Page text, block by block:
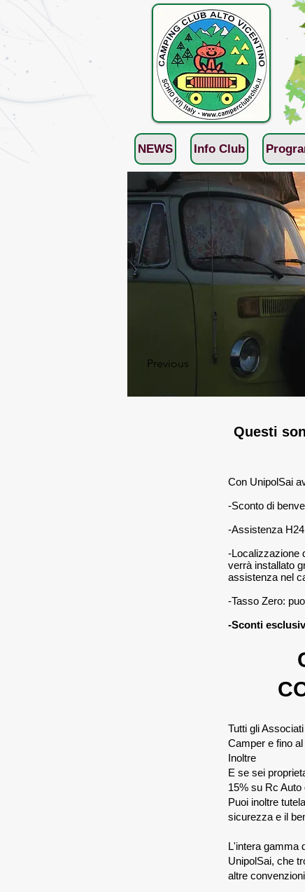
NEWS Info Club
Questi
Con UnipolSai
-Sconto di
-Assistenza H24
-Localizzazione
verrà installato
assistenza nel
-Tasso Zero: p
-Sconti
Tutti gli
Camper e fino
Inoltre
E se sei
15% su Rc Auto
Puoi inoltre
sicurezza e il
L'intera gamma
UnipolSai, che
altre
Previous